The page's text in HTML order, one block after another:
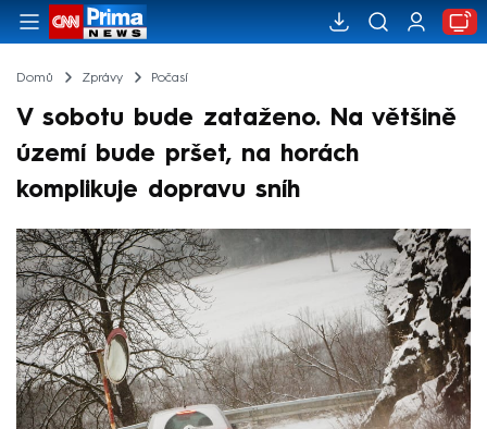
Domů Zprávy Počasí
V sobotu bude zataženo. Na většině
území bude pršet, na horách
komplikuje dopravu sníh